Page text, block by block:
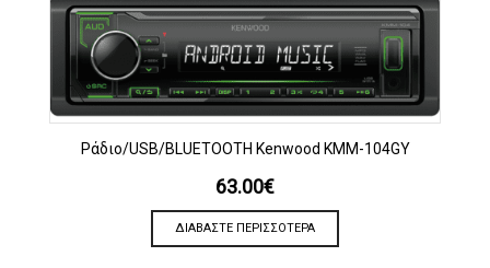
Ράδιο/USB/BLUETOOTH Kenwood KMM-104GY
63.00€
ΔΙΑΒΆΣΤΕ ΠΕΡΙΣΣΌΤΕΡΑ